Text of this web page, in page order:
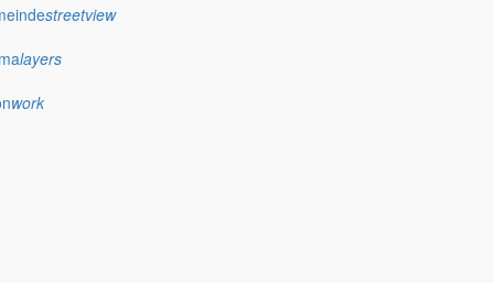
streetview
layers
work
Zeitmanagement noch mehr erhöhen. Das Internet ist voll
brauchen, um ihr Leistungspotential zu entfalten. Werden hohe
aber ständig unterfordert zu sein.
mit, um damit vor allem in der Arbeitswelt zu zeigen, wie wichtig
durch schlechte Mitarbeiterführung oder eine schwierige
des auch Erschöpfungsdepression genannten Gefühls des